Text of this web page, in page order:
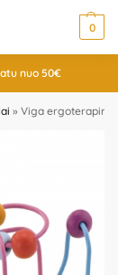
0
nuo 50€
» Viga ergoterapinis